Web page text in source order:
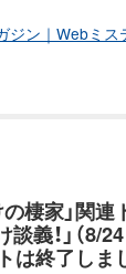
ン｜Webミス
棲家」関
談義！」（
は終了しま